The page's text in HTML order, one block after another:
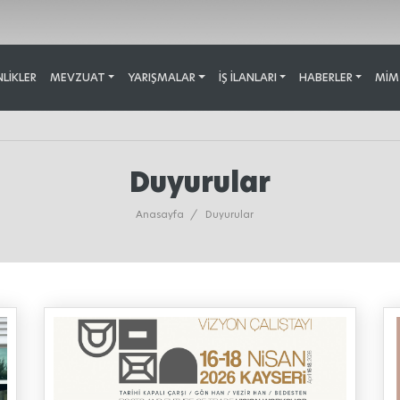
MEVZUAT YARIŞMALAR İŞ İLANLARI HABERLER
Duyurular
Anasayfa / Duyurular